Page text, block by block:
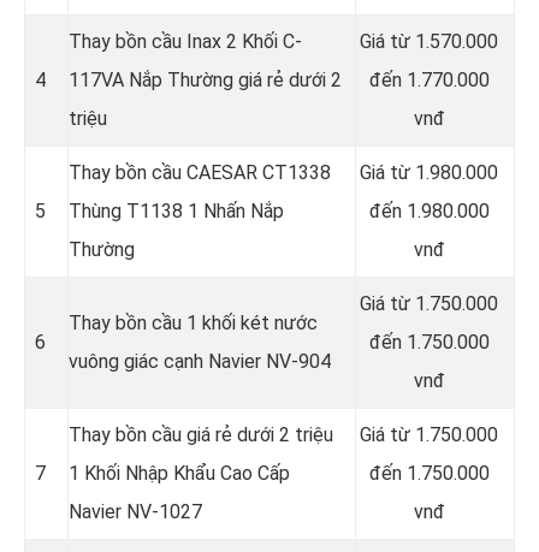
4
Thay bồn cầu Inax 2 Khối C-
117VA Nắp Thường giá rẻ dưới 2
triệu
Giá từ 1.570.000
đến 1.770.000
vnđ
5
Thay bồn cầu CAESAR CT1338
Thùng T1138 1 Nhấn Nắp
Thường
Giá từ 1.980.000
đến 1.980.000
vnđ
6
Thay bồn cầu 1 khối két nước
vuông giác cạnh Navier NV-904
Giá từ 1.750.000
đến 1.750.000
vnđ
7
Thay bồn cầu giá rẻ dưới 2 triệu
1 Khối Nhập Khẩu Cao Cấp
Navier NV-1027
Giá từ 1.750.000
đến 1.750.000
vnđ